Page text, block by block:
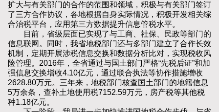
扩大与有关部门的合作的范围和领域，积极与有关部门签订
了三方合作协议，各地根据自身实际情况，积极开发相关综
合治税平台，应用第三方数据提升信息管税水平。
目前，省级层面已实现了与工商、社保、民政等部门的
信息联网。同时，我省地税部门还与多部门建立了合作长效
机制，定期开展涉税信息交换和数据分析比对，实现税收风
险管理。2016年，全省通过与国土部门严格“先税后证”和加
强信息交换增收4.10亿元，通过联合执法等协作措施增收
2628.80万元。三年来，地税部门核查国土部门的地籍信息
5万余条，查补土地使用税7152.59万元，房产税等其他税
种1.18亿元。